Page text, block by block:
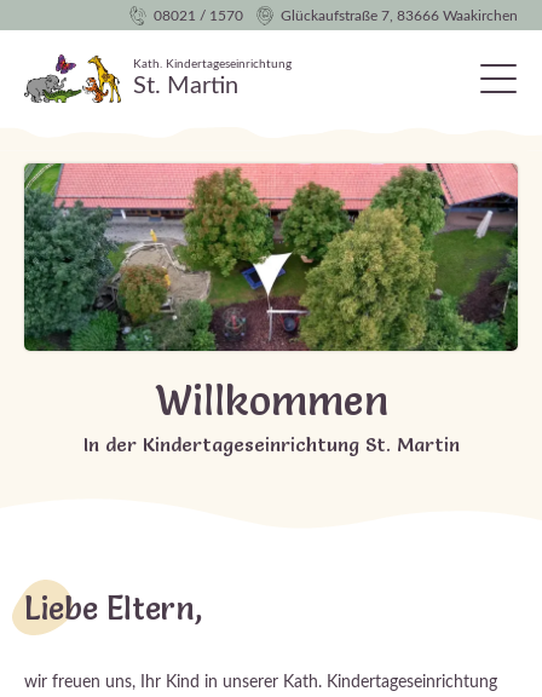
08021 / 1570 Glückaufstraße 7, 83666 Waakirchen
Kath. Kindertageseinrichtung
St. Martin
Willkommen
In der Kindertageseinrichtung St. Martin
Liebe Eltern,
wir freuen uns, Ihr Kind in unserer Kath. Kindertageseinrichtung